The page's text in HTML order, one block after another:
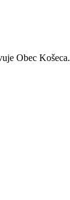
Obec Košeca.